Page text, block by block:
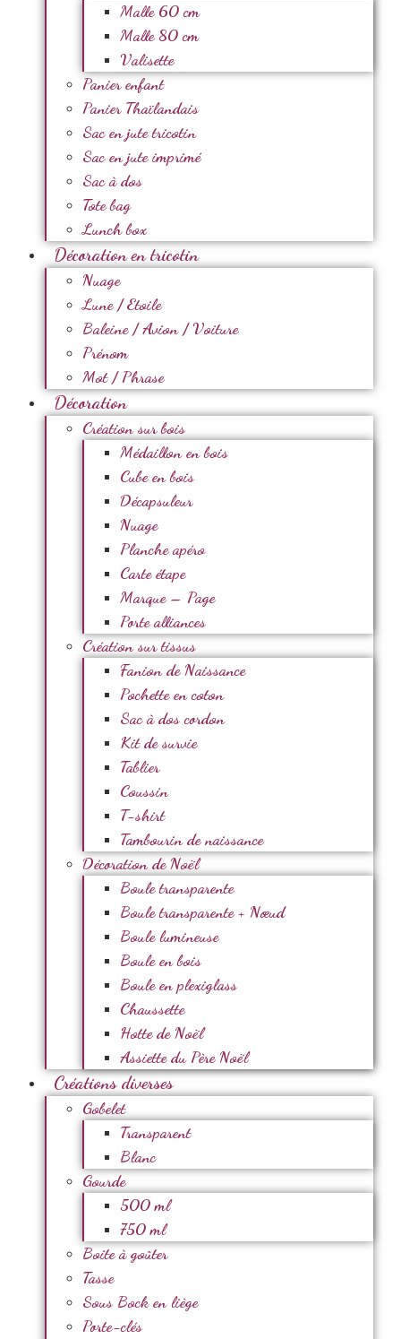
Malle 60 cm
Malle 80 cm
Valisette
Panier enfant
Panier Thaïlandais
Sac en jute tricotin
Sac en jute imprimé
Sac à dos
Tote bag
Lunch box
Décoration en tricotin
Nuage
Lune / Etoile
Baleine / Avion / Voiture
Prénom
Mot / Phrase
Décoration
Création sur bois
Médaillon en bois
Cube en bois
Décapsuleur
Nuage
Planche apéro
Carte étape
Marque – Page
Porte alliances
Création sur tissus
Fanion de Naissance
Pochette en coton
Sac à dos cordon
Kit de survie
Tablier
Coussin
T-shirt
Tambourin de naissance
Décoration de Noël
Boule transparente
Boule transparente + Nœud
Boule lumineuse
Boule en bois
Boule en plexiglass
Chaussette
Hotte de Noël
Assiette du Père Noël
Créations diverses
Gobelet
Transparent
Blanc
Gourde
500 ml
750 ml
Boite à goûter
Tasse
Sous Bock en liège
Porte-clés